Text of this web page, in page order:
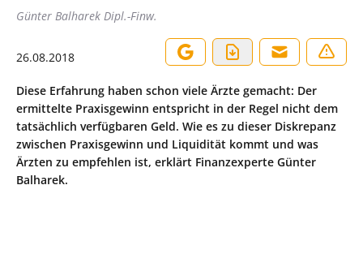
Günter Balharek Dipl.-Finw.
26.08.2018
Diese Erfahrung haben schon viele Ärzte gemacht: Der
ermittelte Praxisgewinn entspricht in der Regel nicht dem
tatsächlich verfügbaren Geld. Wie es zu dieser Diskrepanz
zwischen Praxisgewinn und Liquidität kommt und was
Ärzten zu empfehlen ist, erklärt Finanzexperte Günter
Balharek.